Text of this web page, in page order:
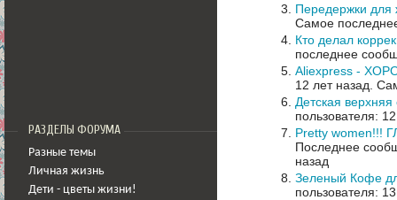
РАЗДЕЛЫ ФОРУМА
Разные темы
Личная жизнь
Дети - цветы жизни!
Передержки для
Самое
Кто делал
последнее
Aliexpress -
12 лет назад.
Детская
пользователя:
Pretty
Последнее
назад
Зеленый Кофе
пользователя: